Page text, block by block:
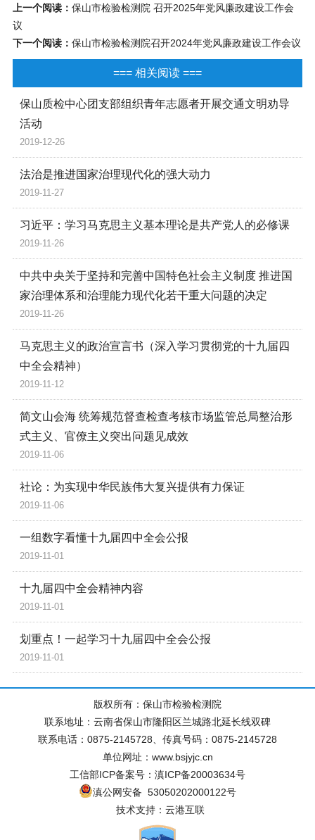
上一个阅读： 保山市检验检测院 召开2025年党风廉政建设工作会
议
下一个阅读： 保山市检验检测院召开2024年党风廉政建设工作会议
=== 相关阅读 ===
保山质检中心团支部组织青年志愿者开展交通文明劝导
活动
2019-12-26
法治是推进国家治理现代化的强大动力
2019-11-27
习近平：学习马克思主义基本理论是共产党人的必修课
2019-11-26
中共中央关于坚持和完善中国特色社会主义制度 推进国
家治理体系和治理能力现代化若干重大问题的决定
2019-11-26
马克思主义的政治宣言书（深入学习贯彻党的十九届四
中全会精神）
2019-11-12
简文山会海 统筹规范督查检查考核市场监管总局整治形
式主义、官僚主义突出问题见成效
2019-11-06
社论：为实现中华民族伟大复兴提供有力保证
2019-11-06
一组数字看懂十九届四中全会公报
2019-11-01
十九届四中全会精神内容
2019-11-01
划重点！一起学习十九届四中全会公报
2019-11-01
版权所有：保山市检验检测院
联系地址：云南省保山市隆阳区兰城路北延长线双碑
联系电话：0875-2145728、传真号码：0875-2145728
单位网址：www.bsjyjc.cn
工信部ICP备案号：滇ICP备20003634号
滇公网安备 53050202000122号
技术支持：云港互联